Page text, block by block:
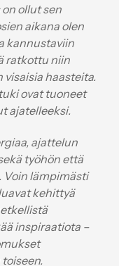
ollut sen
aikana olen
kannustaviin
ratkottu niin
haasteita.
ovat tuoneet
ajatelleeksi.
ajattelun
työhön että
Voin lämpimästi
kehittyä
inspiraatiota –